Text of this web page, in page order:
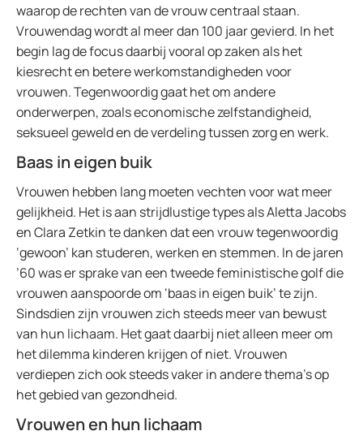
waarop de rechten van de vrouw centraal staan.
Vrouwendag wordt al meer dan 100 jaar gevierd. In het
begin lag de focus daarbij vooral op zaken als het
kiesrecht en betere werkomstandigheden voor
vrouwen. Tegenwoordig gaat het om andere
onderwerpen, zoals economische zelfstandigheid,
seksueel geweld en de verdeling tussen zorg en werk.
Baas in eigen buik
Vrouwen hebben lang moeten vechten voor wat meer
gelijkheid. Het is aan strijdlustige types als Aletta Jacobs
en Clara Zetkin te danken dat een vrouw tegenwoordig
‘gewoon’ kan studeren, werken en stemmen. In de jaren
’60 was er sprake van een tweede feministische golf die
vrouwen aanspoorde om ‘baas in eigen buik’ te zijn.
Sindsdien zijn vrouwen zich steeds meer van bewust
van hun lichaam. Het gaat daarbij niet alleen meer om
het dilemma kinderen krijgen of niet. Vrouwen
verdiepen zich ook steeds vaker in andere thema’s op
het gebied van gezondheid.
Vrouwen en hun lichaam